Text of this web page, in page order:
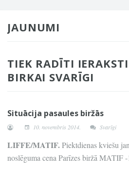
JAUNUMI
TIEK RADĪTI
BIRKAI SVARĪGI
Situācija pasaules biržās
10. novembris 2014. Svarīgi
LIFFE/MATIF.Piektdienas kviešu
noslēguma cena Parīzes biržā MATIF